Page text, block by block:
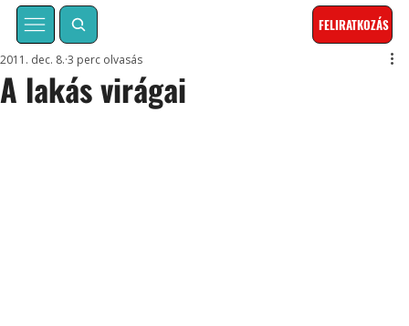
FELIRATKOZÁS
A lakás virágai
2011. dec. 8. 3 perc olvasás